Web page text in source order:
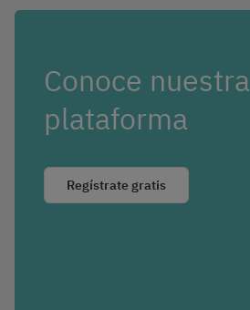
Conoce nuestra
plataforma
Regístrate gratis